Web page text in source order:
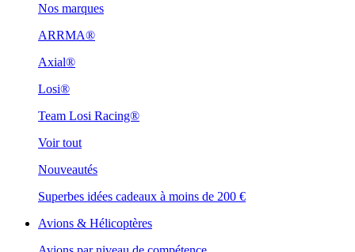
Nos marques
ARRMA®
Axial®
Losi®
Team Losi Racing®
Voir tout
Nouveautés
Superbes idées cadeaux à moins de 200 €
Avions & Hélicoptères